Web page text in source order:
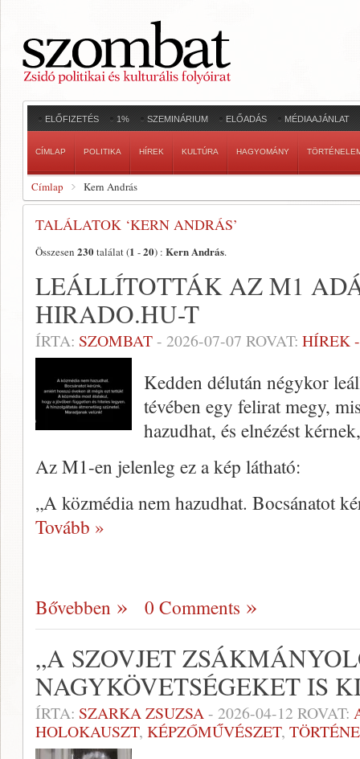
ELŐFIZETÉS 1% SZEMINÁRIUM ELŐADÁS MÉDIAAJÁNLAT
CÍMLAP POLITIKA HÍREK KULTÚRA HAGYOMÁNY
Címlap Kern András
TALÁLATOK ‘KERN ANDRÁS’
Összesen 230találat (1 -20) : Kern András.
LEÁLLÍTOTTÁK AZ M1
HIRADO.HU-T
ÍRTA: SZOMBAT- 2026-07-07 ROVAT: HÍREK
Kedden délután négykor
tévében egy felirat megy,
hazudhat, és elnézést
Az M1-en jelenleg ez a kép látható:
„A közmédia nem hazudhat. Bocsánatot
Tovább »
Bővebben 0 Comments
„A SZOVJET
NAGYKÖVETSÉGEKET IS
ÍRTA: SZARKA ZSUZSA- 2026-04-12 ROVAT:
HOLOKAUSZT, KÉPZŐMŰVÉSZET,